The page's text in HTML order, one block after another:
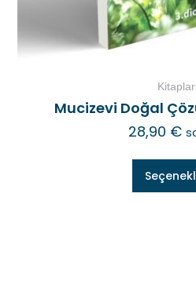
Kitaplar
Mucizevi Doğal
28,90 €